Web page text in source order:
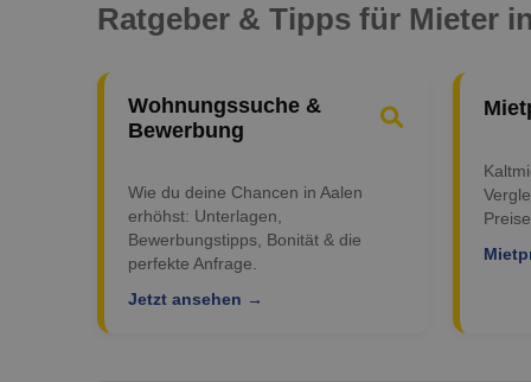
Ratgeber & Tipps für Mieter
Wohnungssuche &
Bewerbung
Wie du deine Chancen in Aalen
erhöhst: Unterlagen,
Bewerbungstipps, Bonität & die
perfekte Anfrage.
Jetzt ansehen →